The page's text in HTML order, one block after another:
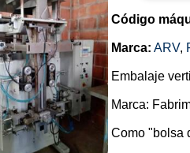
Código
Marca: ARV,
Embalaje
Marca:
Como "bolsa